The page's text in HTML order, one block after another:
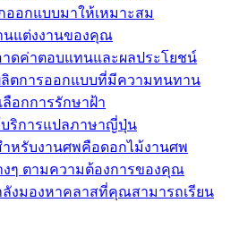
ออกแบบมาให้เหมาะสม
นแต่งงานของคุณ
ดค่าตอบแทนและผลประโยชน์
ลิตการออกแบบที่มีความทนทาน
ลือกการรักษาฝ้า
ริการแปลภาษาญี่ปุ่น
หรับงานศพคือดอกไม้งานศพ
ๆ ตามความต้องการของคุณ
งมองหาคลาสที่คุณสามารถเรียน